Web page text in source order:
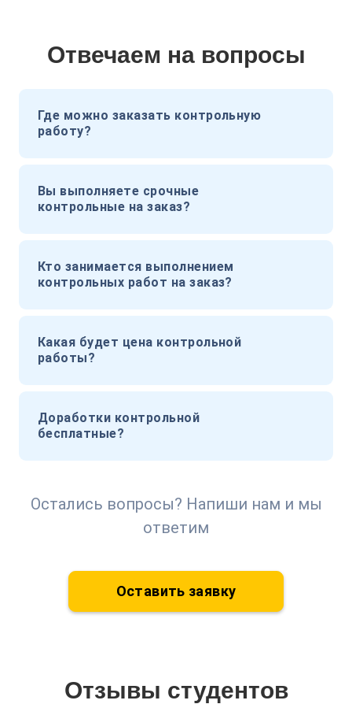
Отвечаем на вопросы
Где можно заказать контрольную
работу?
Вы выполняете срочные
контрольные на заказ?
Кто занимается выполнением
контрольных работ на заказ?
Какая будет цена контрольной
работы?
Доработки контрольной
бесплатные?
Остались вопросы? Напиши нам и мы
ответим
Оставить заявку
Отзывы студентов